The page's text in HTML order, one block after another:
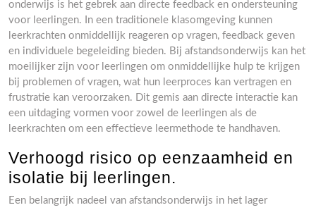
onderwijs is het gebrek aan directe feedback en ondersteuning
voor leerlingen. In een traditionele klasomgeving kunnen
leerkrachten onmiddellijk reageren op vragen, feedback geven
en individuele begeleiding bieden. Bij afstandsonderwijs kan het
moeilijker zijn voor leerlingen om onmiddellijke hulp te krijgen
bij problemen of vragen, wat hun leerproces kan vertragen en
frustratie kan veroorzaken. Dit gemis aan directe interactie kan
een uitdaging vormen voor zowel de leerlingen als de
leerkrachten om een effectieve leermethode te handhaven.
Verhoogd risico op eenzaamheid en
isolatie bij leerlingen.
Een belangrijk nadeel van afstandsonderwijs in het lager